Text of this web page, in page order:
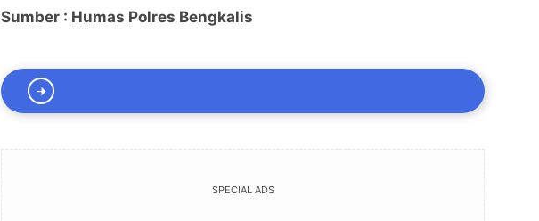
Sumber : Humas Polres Bengkalis
SPECIAL ADS